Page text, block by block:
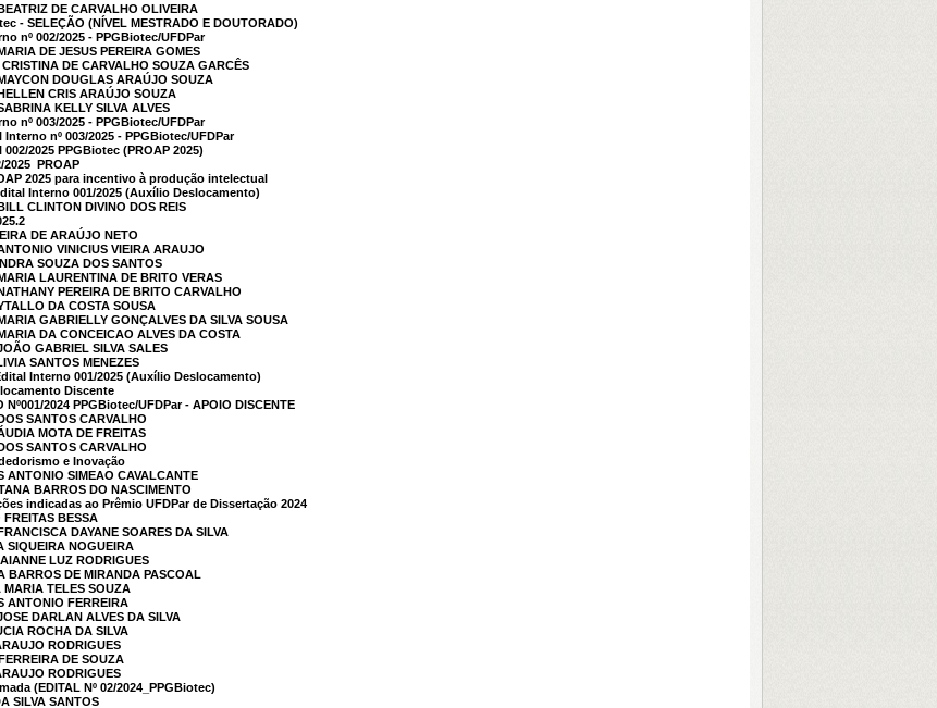
DE CARVALHO OLIVEIRA
- SELEÇÃO (NÍVEL MESTRADO E DOUTORADO)
nº 002/2025 - PPGBiotec/UFDPar
DE JESUS PEREIRA GOMES
DE CARVALHO SOUZA GARCÊS
DOUGLAS ARAÚJO SOUZA
CRIS ARAÚJO SOUZA
KELLY SILVA ALVES
nº 003/2025 - PPGBiotec/UFDPar
nº 003/2025 - PPGBiotec/UFDPar
2025 PPGBiotec (PROAP 2025)
 PROAP
2025 para incentivo à produção intelectual
Interno 001/2025 (Auxílio Deslocamento)
CLINTON DIVINO DOS REIS
DE ARAÚJO NETO
VINICIUS VIEIRA ARAUJO
SOUZA DOS SANTOS
LAURENTINA DE BRITO VERAS
PEREIRA DE BRITO CARVALHO
DA COSTA SOUSA
GABRIELLY GONÇALVES DA SILVA SOUSA
DA CONCEICAO ALVES DA COSTA
GABRIEL SILVA SALES
SANTOS MENEZES
Interno 001/2025 (Auxílio Deslocamento)
Discente
2024 PPGBiotec/UFDPar - APOIO DISCENTE
SANTOS CARVALHO
MOTA DE FREITAS
SANTOS CARVALHO
e Inovação
ANTONIO SIMEAO CAVALCANTE
BARROS DO NASCIMENTO
indicadas ao Prêmio UFDPar de Dissertação 2024
BESSA
DAYANE SOARES DA SILVA
SIQUEIRA NOGUEIRA
LUZ RODRIGUES
BARROS DE MIRANDA PASCOAL
TELES SOUZA
ANTONIO FERREIRA
DARLAN ALVES DA SILVA
ROCHA DA SILVA
RODRIGUES
DE SOUZA
RODRIGUES
(EDITAL Nº 02/2024_PPGBiotec)
SILVA SANTOS